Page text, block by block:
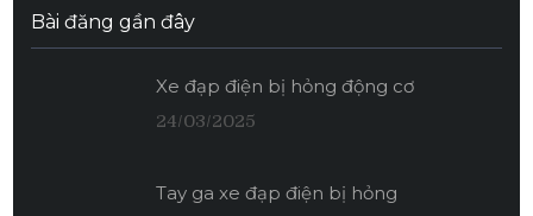
Bài đăng gần đây
Xe đạp điện bị hỏng động cơ
24/03/2025
Tay ga xe đạp điện bị hỏng